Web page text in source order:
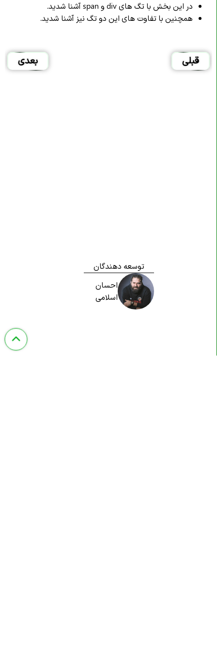
در این بخش با تگ های div و span آشنا شدید.
همچنین با تفاوت های این دو تگ نیز آشنا شدید.
قبلی بعدی
توسعه دهندگان
احسان
اسلامی